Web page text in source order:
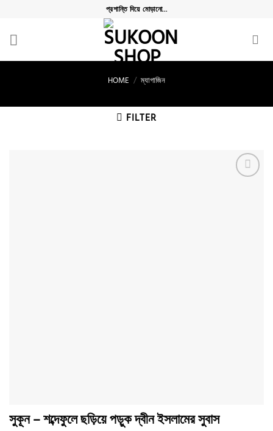
content
প্রশান্তি দিয়ে মোড়ানো...
HOME / ম্যাগাজিন
FILTER
সুকূন – শব্দেফুলে ছড়িয়ে পড়ুক দ্বীন ইসলামের সুবাস